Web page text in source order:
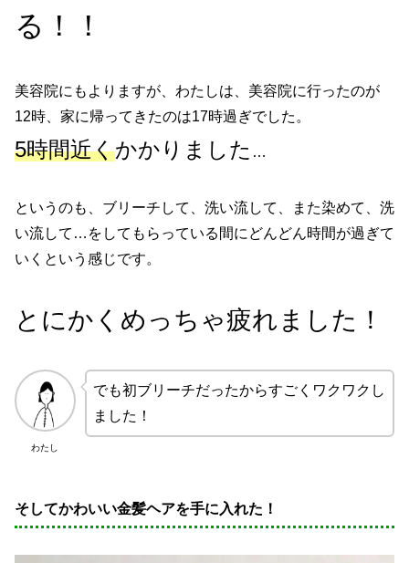
る！！
美容院にもよりますが、わたしは、美容院に行ったのが
12時、家に帰ってきたのは17時過ぎでした。
5時間近くかかりました …
というのも、ブリーチして、洗い流して、また染めて、洗
い流して…をしてもらっている間にどんどん時間が過ぎて
いくという感じです。
とにかく めっちゃ疲れました！
わたし
でも初ブリーチだったからすごくワクワクし
ました！
そしてかわいい金髪ヘアを手に入れた！